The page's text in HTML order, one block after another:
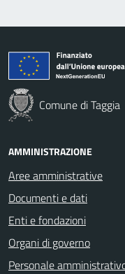
Comune di Taggia
AMMINISTRAZIONE
Aree amministrative
Documenti e dati
Enti e fondazioni
Organi di governo
Personale